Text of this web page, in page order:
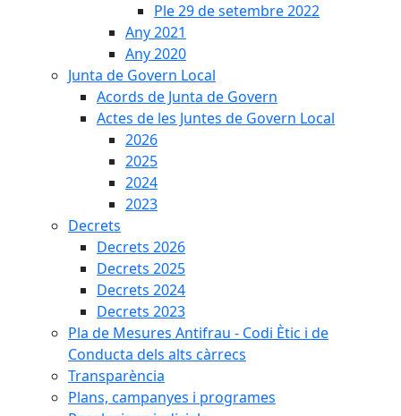
Ple 29 de setembre 2022
Any 2021
Any 2020
Junta de Govern Local
Acords de Junta de Govern
Actes de les Juntes de Govern Local
2026
2025
2024
2023
Decrets
Decrets 2026
Decrets 2025
Decrets 2024
Decrets 2023
Pla de Mesures Antifrau - Codi Ètic i de
Conducta dels alts càrrecs
Transparència
Plans, campanyes i programes